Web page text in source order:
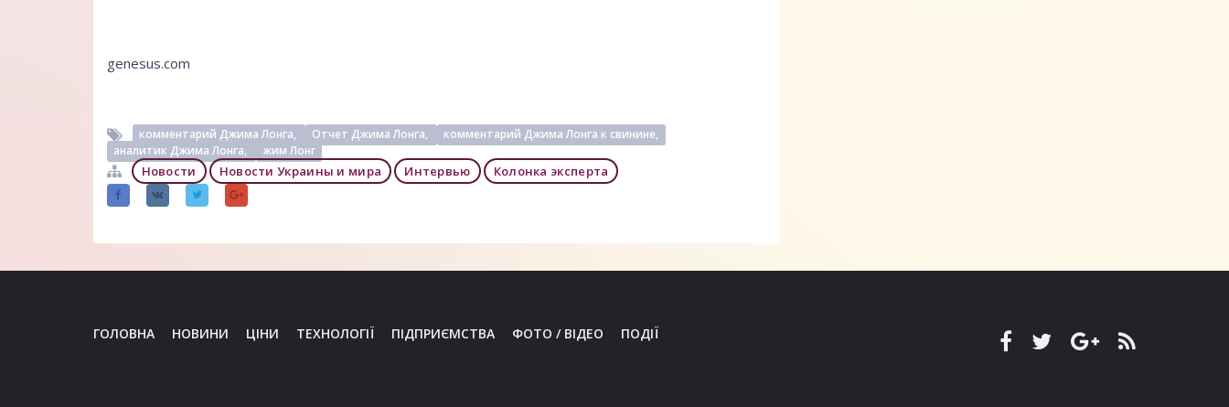
genesus.com
комментарий Джима Лонга, Отчет Джима Лонга,
комментарий Джима Лонга к свинине,
аналитик Джима Лонга,
жим Лонг
Новости Новости Украины и мира Интервью Колонка эксперта
ГОЛОВНА НОВИНИ ЦІНИ ТЕХНОЛОГІЇ ПІДПРИЄМСТВА ФОТО / ВІДЕО ПОДІЇ